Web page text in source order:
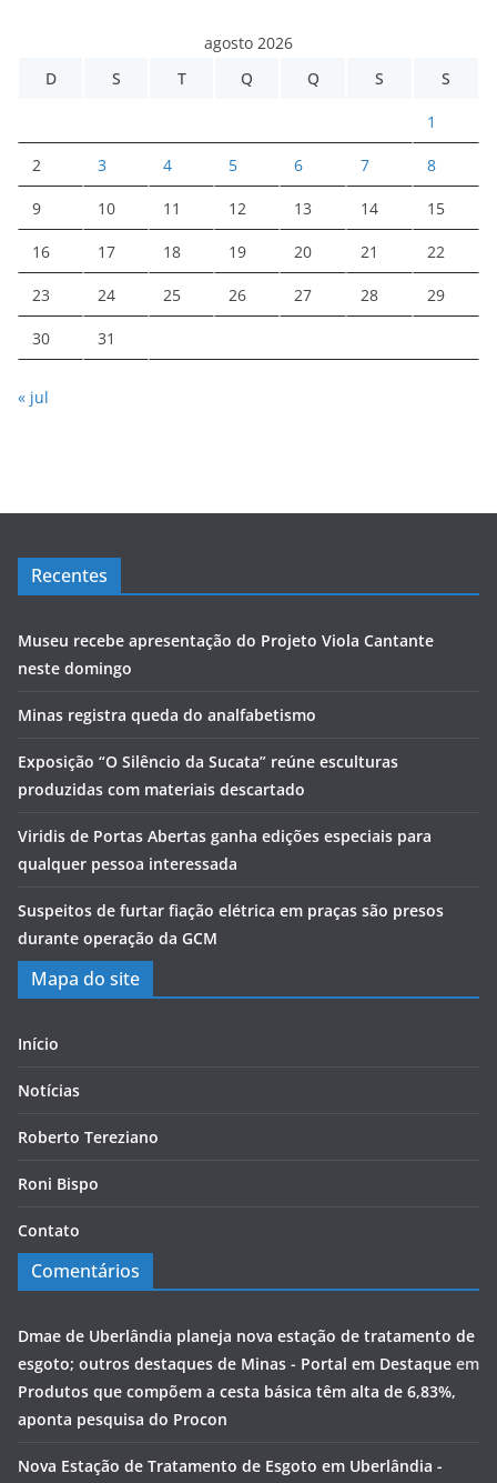
agosto 2026
D
S T Q Q S S
1
2 3 4 5 6 7 8
9 10 11 12 13 14 15
16 17 18 19 20 21 22
23 24 25 26 27 28 29
30 31
« jul
Recentes
Museu recebe apresentação do Projeto Viola Cantante
neste domingo
Minas registra queda do analfabetismo
Exposição “O Silêncio da Sucata” reúne esculturas
produzidas com materiais descartado
Viridis de Portas Abertas ganha edições especiais para
qualquer pessoa interessada
Suspeitos de furtar fiação elétrica em praças são presos
durante operação da GCM
Mapa do site
Início
Notícias
Roberto Tereziano
Roni Bispo
Contato
Comentários
Dmae de Uberlândia planeja nova estação de tratamento de
esgoto; outros destaques de Minas - Portal em Destaque em
Produtos que compõem a cesta básica têm alta de 6,83%,
aponta pesquisa do Procon
Nova Estação de Tratamento de Esgoto em Uberlândia -